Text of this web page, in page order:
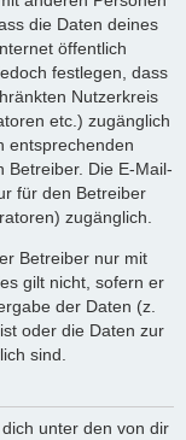
die Daten deines
öffentlich
festlegen, dass
Nutzerkreis
etc.) zugänglich
entsprechenden
Betreiber. Die E-Mail-
für den Betreiber
zugänglich.
Betreiber nur mit
gilt nicht, sofern er
der Daten (z.
oder die Daten zur
sind.
unter den von dir